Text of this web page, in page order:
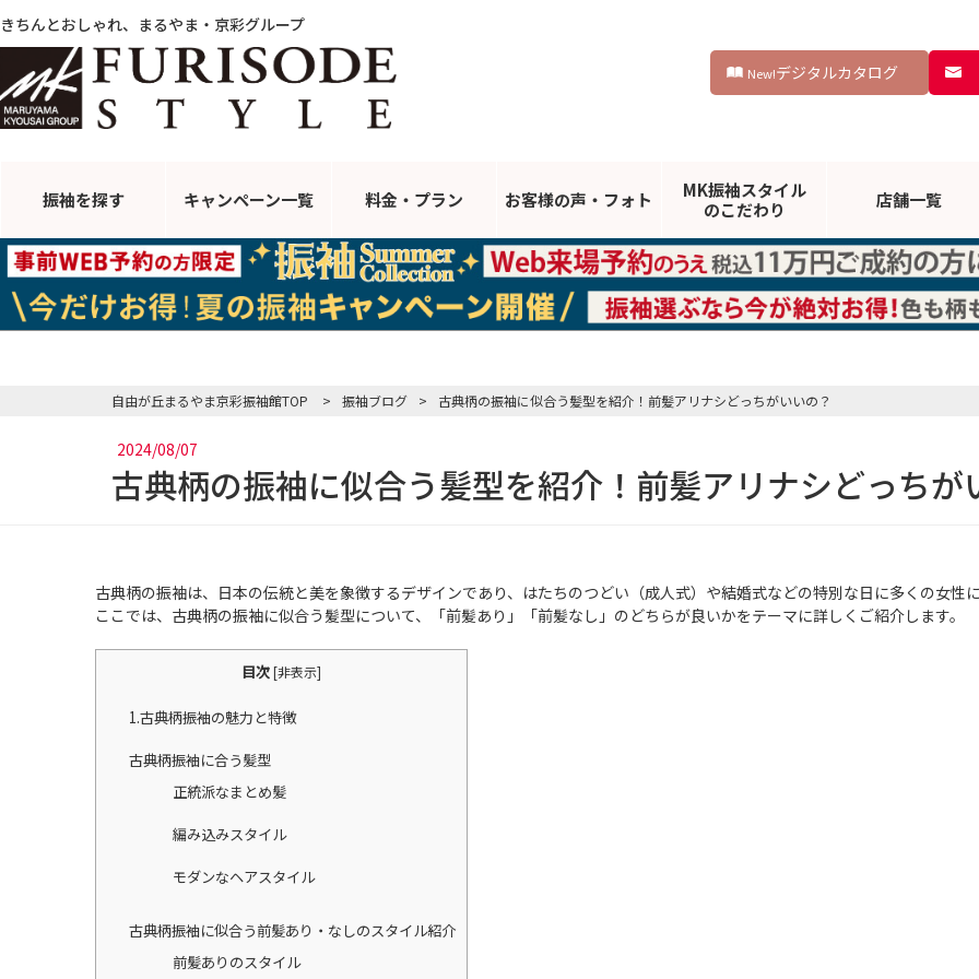
きちんとおしゃれ、まるやま・京彩グループ
New!デジタルカタログ
振袖を探す キャンペーン一覧 料金・プラン お客様の声・ フォト
MK振袖スタイル
のこだわり
店舗一覧
自由が丘まるやま京彩振袖館TOP > 振袖ブログ > 古典柄の振袖に似合う髪型を紹介！前髪アリナシどっちがいいの？
2024/08/07
古典柄の振袖に似合う髪型を紹介！前髪アリナシどっちが
古典柄の振袖は、日本の伝統と美を象徴するデザインであり、はたちのつどい（成人式）や結婚式などの特別な日に多くの女性に
ここでは、古典柄の振袖に似合う髪型について、「前髪あり」「前髪なし」のどちらが良いかをテーマに詳しくご紹介します。
目次[非表示]
1.古典柄振袖の魅力と特徴
古典柄振袖に合う髪型
正統派なまとめ髪
編み込みスタイル
モダンなヘアスタイル
古典柄振袖に似合う前髪あり・なしのスタイル紹介
前髪ありのスタイル